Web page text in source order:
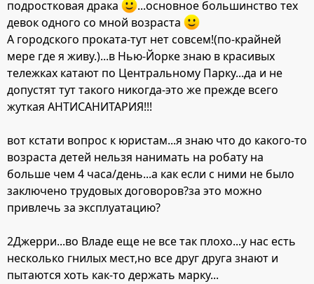
подростковая драка
...основное большинство тех
девок одного со мной возраста
А городского проката-тут нет совсем!(по-крайней
мере где я живу.)...в Нью-Йорке знаю в красивых
тележках катают по Центральному Парку...да и не
допустят тут такого никогда-это же прежде всего
жуткая АНТИСАНИТАРИЯ!!!
вот кстати вопрос к юристам...я знаю что до какого-то
возраста детей нельзя нанимать на робату на
больше чем 4 часа/день...а как если с ними не было
заключено трудовых договоров?за это можно
привлечь за эксплуатацию?
2Джерри...во Владе еще не все так плохо...у нас есть
несколько гнилых мест,но все друг друга знают и
пытаются хоть как-то держать марку...